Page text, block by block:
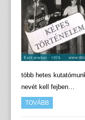
több hetes
nevét kell fejben…
TOVÁBB